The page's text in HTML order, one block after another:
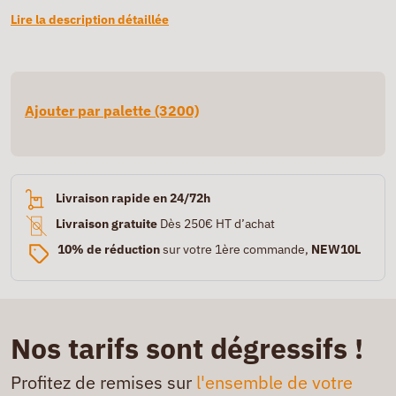
Lire la description détaillée
Ajouter par palette (3200)
Livraison rapide en 24/72h
Livraison gratuite Dès 250€ HT d’achat
10% de réductionsur votre 1ère commande, NEW10L
Nos tarifs sont dégressifs !
Profitez de remises sur l'ensemble de votre